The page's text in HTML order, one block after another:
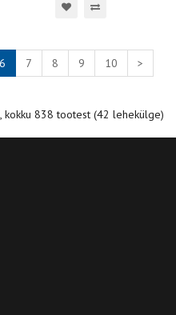
6 7 8 9 10
>
kokku 838 tootest (42 lehekülge)